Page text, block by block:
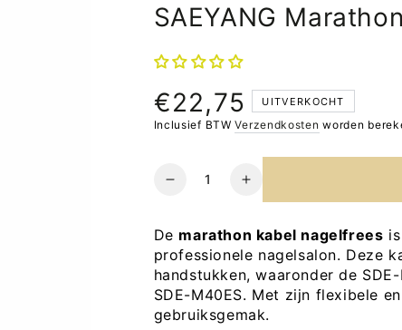
SAEYANG
Normale
prijs
€22,75 UITVERKOCHT
Inclusief BTWVerzendkosten worden
Hoeveelheid
Verlaag
voor
SAEYANG
Marathon
frees
Kabel
Verhoog
het
aantal
voor
SAEYANG
Marathon
frees
Kabel
De marathon kabel nagelfrees
professionele nagelsalon. Deze
handstukken, waaronder de
SDE-M40ES. Met zijn flexibele
gebruiksgemak.